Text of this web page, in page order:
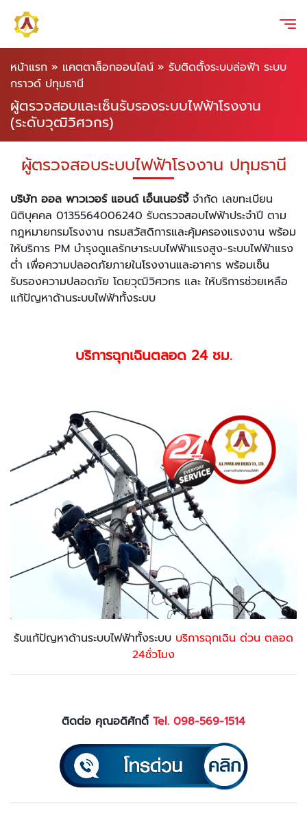
หน้าแรก » แคตตาล็อกออนไลน์ » รับติดตั้งระบบล่อฟ้า ระบบ
กราวด์ ปทุมธานี
ผู้ตรวจสอบและเซ็นรับรองระบบไฟฟ้าโรงงาน
(ระดับวุฒิวิศวกร)
ผู้ตรวจสอบระบบไฟฟ้าโรงงาน ปทุมธานี
บริษัท ออล พาวเวอร์ แอนด์ เอ็นเนอร์จี้จำกัด เลขทะเบียน
นิติบุคคล 0135564006240 รับตรวจสอบไฟฟ้าประจำปี ตาม
กฎหมายกรมโรงงาน กรมสวัสดิการและคุ้มครองแรงงาน พร้อม
ให้บริการ PM บำรุงดูแลรักษาระบบไฟฟ้าแรงสูง-ระบบไฟฟ้าแรง
ต่ำ เพื่อความปลอดภัยภายในโรงงานและอาคาร พร้อมเซ็น
รับรองความปลอดภัย โดยวุฒิวิศวกร และ ให้บริการช่วยเหลือ
แก้ปัญหาด้านระบบไฟฟ้าทั้งระบบ
บริการฉุกเฉินตลอด 24 ชม.
รับแก้ปัญหาด้านระบบไฟฟ้าทั้งระบบ บริการฉุกเฉิน ด่วน ตลอด
24ชั่วโมง
ติดต่อ คุณอดิศักดิ์ Tel. 098-569-1514